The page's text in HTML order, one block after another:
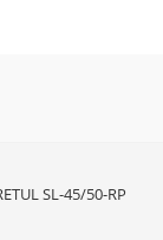
SL-45/50-RP